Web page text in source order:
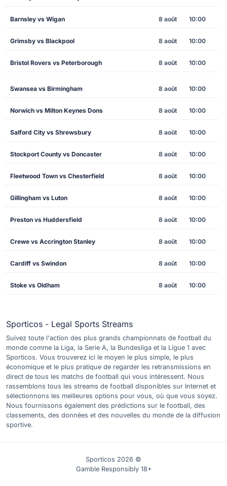
Barnsley vs Wigan 8 août 10:00
Grimsby vs Blackpool 8 août 10:00
Bristol Rovers vs Peterborough 8 août 10:00
Swansea vs Birmingham 8 août 10:00
Norwich vs Milton Keynes Dons 8 août 10:00
Salford City vs Shrewsbury 8 août 10:00
Stockport County vs Doncaster 8 août 10:00
Fleetwood Town vs Chesterfield 8 août 10:00
Gillingham vs Luton 8 août 10:00
Preston vs Huddersfield 8 août 10:00
Crewe vs Accrington Stanley 8 août 10:00
Cardiff vs Swindon 8 août 10:00
Stoke vs Oldham 8 août 10:00
Sporticos - Legal Sports Streams
Suivez toute l'action des plus grands championnats de football du
monde comme la Liga, la Serie A, la Bundesliga et la Ligue 1 avec
Sporticos. Vous trouverez ici le moyen le plus simple, le plus
économique et le plus pratique de regarder les retransmissions en
direct de tous les matchs de football qui vous intéressent. Nous
rassemblons tous les streams de football disponibles sur Internet et
sélectionnons les meilleures options pour vous, où que vous soyez.
Nous fournissons également des prédictions sur le football, des
classements, des données et des nouvelles du monde de la diffusion
sportive.
Sporticos 2026 ©
Gamble Responsibly 18+